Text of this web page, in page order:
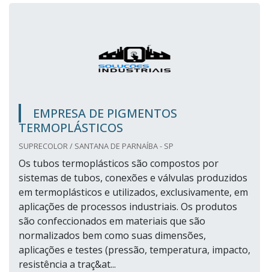
EMPRESA DE PIGMENTOS
TERMOPLÁSTICOS
SUPRECOLOR / SANTANA DE PARNAÍBA - SP
Os tubos termoplásticos são compostos por
sistemas de tubos, conexões e válvulas produzidos
em termoplásticos e utilizados, exclusivamente, em
aplicações de processos industriais. Os produtos
são confeccionados em materiais que são
normalizados bem como suas dimensões,
aplicações e testes (pressão, temperatura, impacto,
resistência a traç&at...